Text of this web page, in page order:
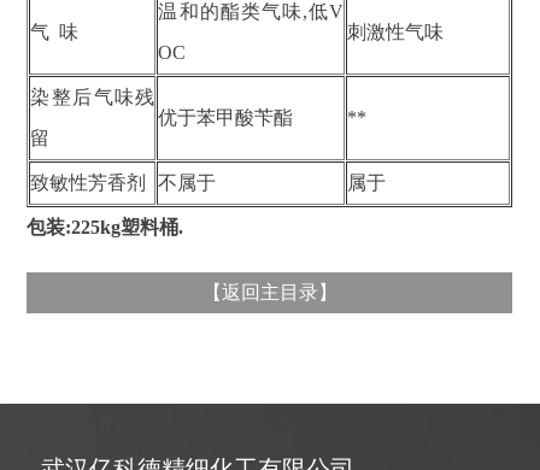
气 味
温和的酯类气味,低V
OC
刺激性气味
染整后气味残
留
优于苯甲酸苄酯 **
致敏性芳香剂 不属于 属于
包装:225kg塑料桶.
【返回主目录 】